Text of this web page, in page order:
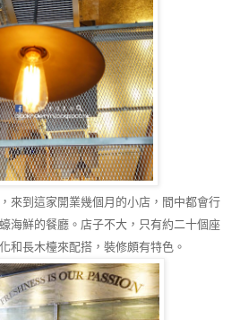
來到這家開業幾個月的小店，間中都會行
海鮮的餐廳。店子不大，只有約二十個座
和長木檯來配搭，裝修頗有特色。